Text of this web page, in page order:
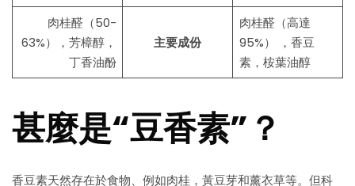
肉桂醛（50-
63%），芳樟醇，
丁香油酚
主要成份
肉桂醛（高達
95%） ，香豆
素，桉葉油醇
甚麼是“豆香素”？
香豆素天然存在於食物、例如肉桂，黃豆芽和薰衣草等。但科